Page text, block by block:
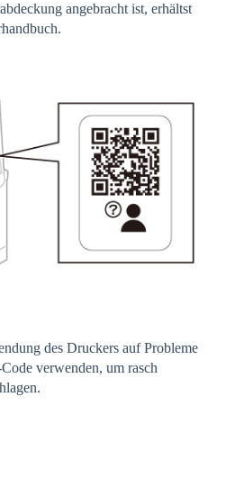
angebracht ist, erhältst
des Druckers auf Probleme
verwenden, um rasch